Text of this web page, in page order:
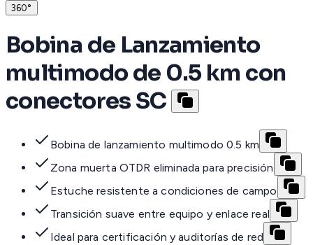
360°
Bobina de Lanzamiento
multimodo de 0.5 km con
conectores SC
Bobina de lanzamiento multimodo 0.5 km
Zona muerta OTDR eliminada para precisión
Estuche resistente a condiciones de campo
Transición suave entre equipo y enlace real
Ideal para certificación y auditorías de red